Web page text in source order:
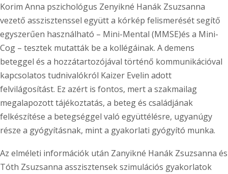
Korim Anna pszichológus Zenyikné Hanák Zsuzsanna
vezető asszisztenssel együtt a kórkép felismerését segítő
egyszerűen használható – Mini-Mental (MMSE)és a Mini-
Cog – tesztek mutatták be a kollégáinak. A demens
beteggel és a hozzátartozójával történő kommunikációval
kapcsolatos tudnivalókról Kaizer Evelin adott
felvilágosítást. Ez azért is fontos, mert a szakmailag
megalapozott tájékoztatás, a beteg és családjának
felkészítése a betegséggel való együttélésre, ugyanúgy
része a gyógyításnak, mint a gyakorlati gyógyító munka.
Az elméleti információk után Zanyikné Hanák Zsuzsanna és
Tóth Zsuzsanna asszisztensek szimulációs gyakorlatok